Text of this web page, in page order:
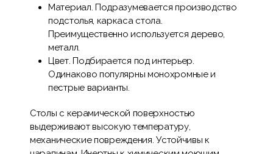
Материал. Подразумевается производство
подстолья, каркаса стола.
Преимущественно используется дерево,
металл.
Цвет. Подбирается под интерьер.
Одинаково популярны монохромные и
пестрые варианты.
Столы с керамической поверхностью
выдерживают высокую температуру,
механические повреждения. Устойчивы к